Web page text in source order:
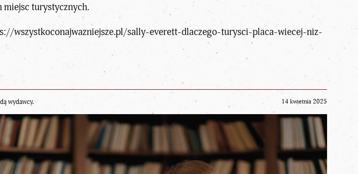
miejsc turystycznych.
wszystkoconajwazniejsze.pl/sally-everett-dlaczego-turysci-placa-wiecej-niz-
wydawcy. 14 kwietnia 2025